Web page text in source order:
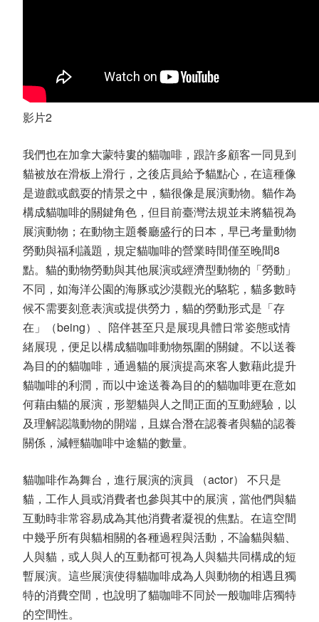
影片2
我們也在加拿大蒙特婁的貓咖啡，跟許多顧客一同見到
貓被放在滑板上滑行，之後店員給予貓點心，在這種像
是遊戲或戲耍的情景之中，貓很像是展演動物。貓作為
構成貓咖啡的關鍵角色，但目前臺灣法規並未將貓視為
展演動物；在動物主題餐廳盛行的日本，早已考量動物
勞動與福利議題，規定貓咖啡的營業時間僅至晚間8
點。貓的動物勞動與其他展演或經濟型動物的「勞動」
不同，如海洋公園的海豚或沙漠觀光的駱駝，貓多數時
候不需要刻意表演或提供勞力，貓的勞動形式是「存
在」（being）、陪伴甚至只是展現具體日常姿態或情
緒展現，便足以構成貓咖啡動物氛圍的關鍵。不以送養
為目的的貓咖啡，通過貓的展演提高來客人數藉此提升
貓咖啡的利潤，而以中途送養為目的的貓咖啡更在意如
何藉由貓的展演，形塑貓與人之間正面的互動經驗，以
及理解認識動物的開端，且媒合潛在認養者與貓的認養
關係，減輕貓咖啡中途貓的數量。
貓咖啡作為舞台，進行展演的演員 （actor） 不只是
貓，工作人員或消費者也參與其中的展演，當他們與貓
互動時非常容易成為其他消費者凝視的焦點。在這空間
中幾乎所有與貓相關的各種過程與活動，不論貓與貓、
人與貓，或人與人的互動都可視為人與貓共同構成的短
暫展演。這些展演使得貓咖啡成為人與動物的相遇且獨
特的消費空間，也說明了貓咖啡不同於一般咖啡店獨特
的空間性。